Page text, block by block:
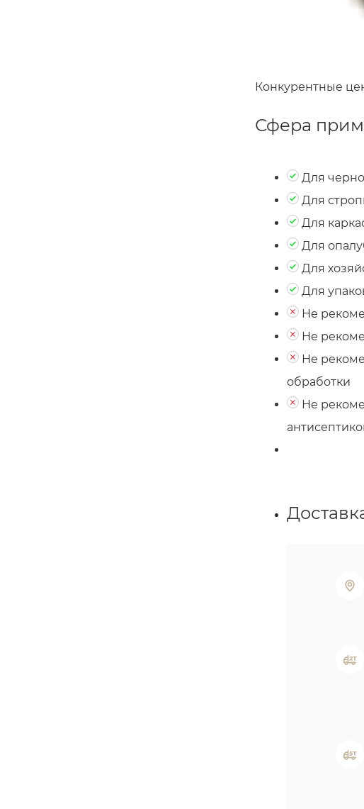
Конкурентные
Сфера
Для
Для
Для
Для
Для
Для
Не
Не
Не
обработки
Не